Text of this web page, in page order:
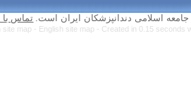
تماس با ما
Persian site map